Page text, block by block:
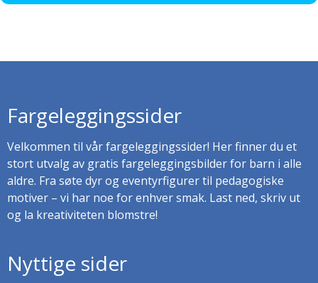
Fargeleggingssider
Velkommen til vår fargeleggingssider! Her finner du et
stort utvalg av gratis fargeleggingsbilder for barn i alle
aldre. Fra søte dyr og eventyrfigurer til pedagogiske
motiver – vi har noe for enhver smak. Last ned, skriv ut
og la kreativiteten blomstre!
Nyttige sider